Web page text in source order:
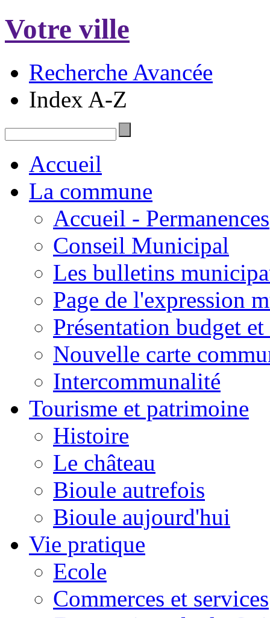
Votre ville
Recherche Avancée
Index A-Z
Accueil
La commune
Accueil - Permanences
Conseil Municipal
Les bulletins
Page de l'expression
Présentation budget
Nouvelle carte
Intercommunalité
Tourisme et patrimoine
Histoire
Le château
Bioule autrefois
Bioule aujourd'hui
Vie pratique
Ecole
Commerces et services